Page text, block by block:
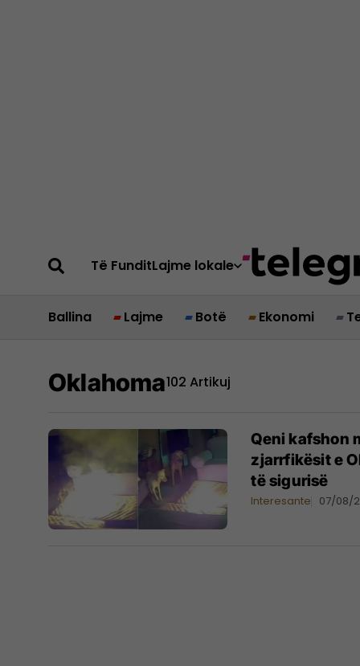
Të FunditLajme lokale
Ballina Lajme Botë Ekonomi
Oklahoma102 Artikuj
Qeni kafshon
zjarrfikësit e
të sigurisë
Interesante 07/08/